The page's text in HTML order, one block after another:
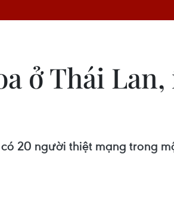
ở Thái
20 người thiệt mạng trong